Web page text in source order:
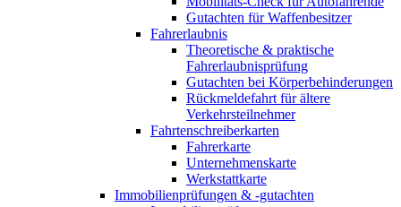
Gutachten für Waffenbesitzer
Fahrerlaubnis
Theoretische & praktische
Fahrerlaubnisprüfung
Gutachten bei Körperbehinderungen
Rückmeldefahrt für ältere
Verkehrsteilnehmer
Fahrtenschreiberkarten
Fahrerkarte
Unternehmenskarte
Werkstattkarte
Immobilienprüfungen & -gutachten